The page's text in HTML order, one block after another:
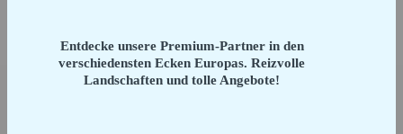
Entdecke unsere Premium-Partner in den
verschiedensten Ecken Europas. Reizvolle
Landschaften und tolle Angebote!